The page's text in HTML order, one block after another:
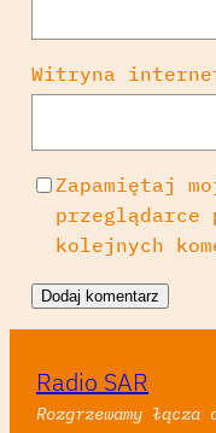
Witryna
Zapamiętaj
przeglądarce
kolejnych
Radio SAR
Rozgrzewamy